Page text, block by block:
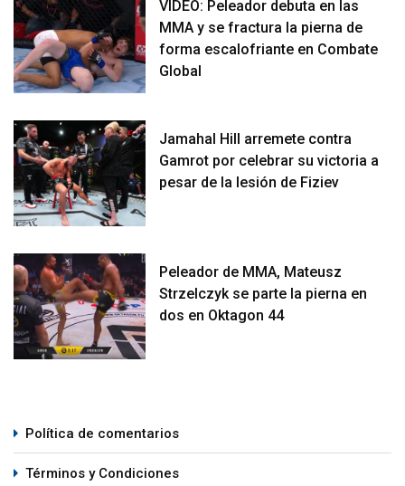
VIDEO: Peleador debuta en las
MMA y se fractura la pierna de
forma escalofriante en Combate
Global
Jamahal Hill arremete contra
Gamrot por celebrar su victoria a
pesar de la lesión de Fiziev
Peleador de MMA, Mateusz
Strzelczyk se parte la pierna en
dos en Oktagon 44
Política de comentarios
Términos y Condiciones